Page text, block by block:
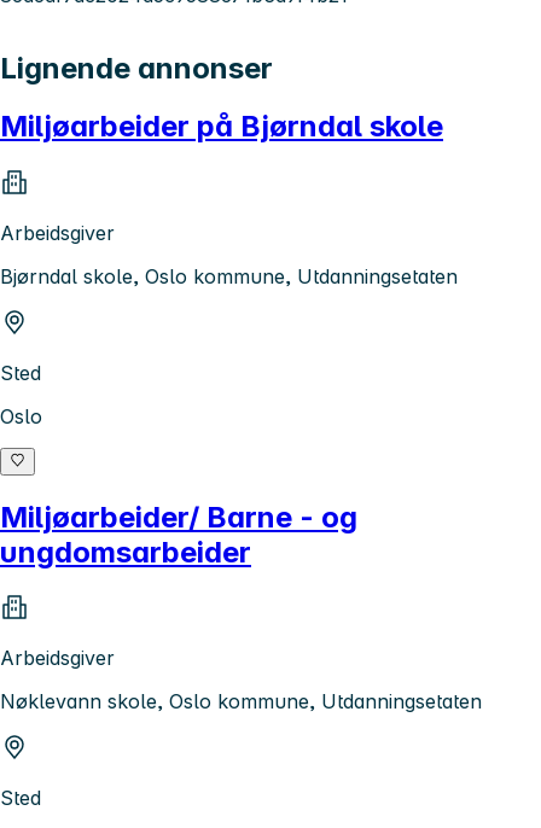
Lignende annonser
Miljøarbeider på Bjørndal skole
Arbeidsgiver
Bjørndal skole, Oslo kommune, Utdanningsetaten
Sted
Oslo
Miljøarbeider/ Barne - og
ungdomsarbeider
Arbeidsgiver
Nøklevann skole, Oslo kommune, Utdanningsetaten
Sted